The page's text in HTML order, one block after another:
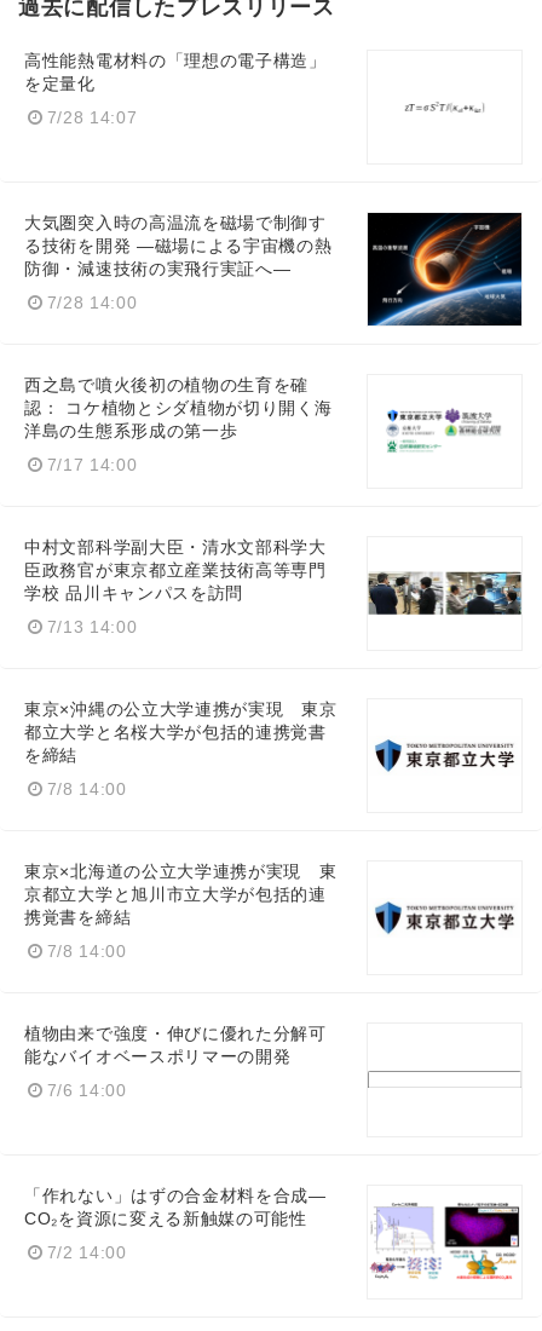
過去に配信したプレスリリース
高性能熱電材料の「理想の電子構造」
を定量化
7/28 14:07
大気圏突入時の高温流を磁場で制御す
る技術を開発 ―磁場による宇宙機の熱
防御・減速技術の実飛行実証へ―
7/28 14:00
西之島で噴火後初の植物の生育を確
認： コケ植物とシダ植物が切り開く海
洋島の生態系形成の第一歩
7/17 14:00
中村文部科学副大臣・清水文部科学大
臣政務官が東京都立産業技術高等専門
学校 品川キャンパスを訪問
7/13 14:00
東京×沖縄の公立大学連携が実現 東京
都立大学と名桜大学が包括的連携覚書
を締結
7/8 14:00
東京×北海道の公立大学連携が実現 東
京都立大学と旭川市立大学が包括的連
携覚書を締結
7/8 14:00
植物由来で強度・伸びに優れた分解可
能なバイオベースポリマーの開発
7/6 14:00
「作れない」はずの合金材料を合成—
CO₂を資源に変える新触媒の可能性
7/2 14:00